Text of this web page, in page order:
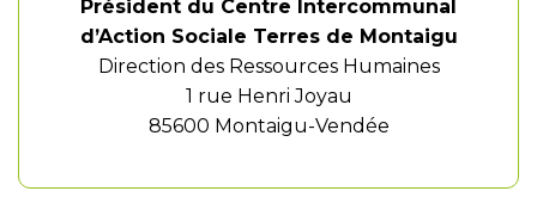
Président du Centre Intercommunal
d’Action Sociale Terres de Montaigu
Direction des Ressources Humaines
1 rue Henri Joyau
85600 Montaigu-Vendée